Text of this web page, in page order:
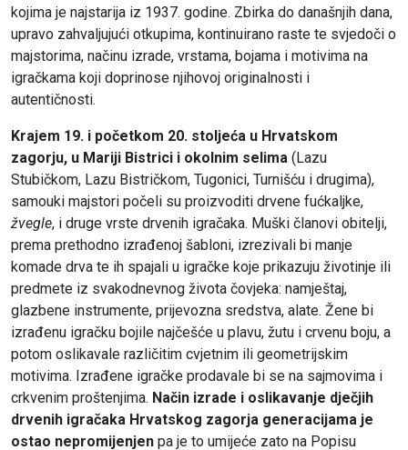
kojima je najstarija iz 1937. godine. Zbirka do današnjih dana,
upravo zahvaljujući otkupima, kontinuirano raste te svjedoči o
majstorima, načinu izrade, vrstama, bojama i motivima na
igračkama koji doprinose njihovoj originalnosti i
autentičnosti.
Krajem 19. i početkom 20. stoljeća u Hrvatskom
zagorju, u Mariji Bistrici i okolnim selima (Lazu
Stubičkom, Lazu Bistričkom, Tugonici, Turnišću i drugima),
samouki majstori počeli su proizvoditi drvene fućkaljke,
žvegle, i druge vrste drvenih igračaka. Muški članovi obitelji,
prema prethodno izrađenoj šabloni, izrezivali bi manje
komade drva te ih spajali u igračke koje prikazuju životinje ili
predmete iz svakodnevnog života čovjeka: namještaj,
glazbene instrumente, prijevozna sredstva, alate. Žene bi
izrađenu igračku bojile najčešće u plavu, žutu i crvenu boju, a
potom oslikavale različitim cvjetnim ili geometrijskim
motivima. Izrađene igračke prodavale bi se na sajmovima i
crkvenim proštenjima. Način izrade i oslikavanje dječjih
drvenih igračaka Hrvatskog zagorja generacijama je
ostao nepromijenjen pa je to umijeće zato na Popisu